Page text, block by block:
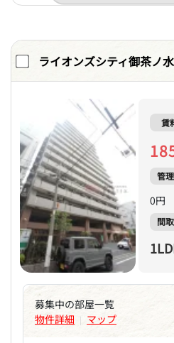
ライオンズシティ御茶ノ水
賃
管
0円
間
募集中の部屋一覧
物件詳細 | マップ